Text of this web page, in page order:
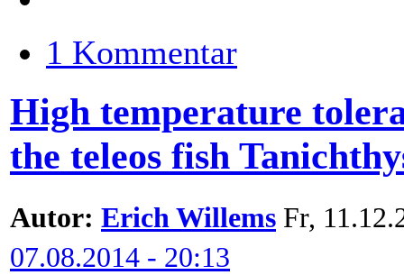
1 Kommentar
High temperature
the teleos fish
Autor: Erich Willems Fr,
07.08.2014 - 20:13